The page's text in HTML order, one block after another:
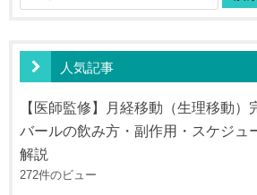
索:
人気記事
【医師監修】月経移動（生理移動）
バールの飲み方・副作用・スケジュ
解説
272件のビュー